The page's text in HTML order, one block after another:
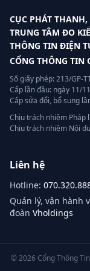
CỤC PHÁT
TRUNG TÂM ĐO
THÔNG TIN ĐIỆN
CỔNG THÔNG TIN
Số giấy phép: 213/GP-
Cấp lần đầu: ngày 11/
Cấp sửa đổi, bổ sung
Chịu trách nhiệm Pháp
Chịu trách nhiệm Nội
Liên hệ
Hotline:
Quản lý, vận hành
đoàn Vholdings
©2026 Cổng Thông